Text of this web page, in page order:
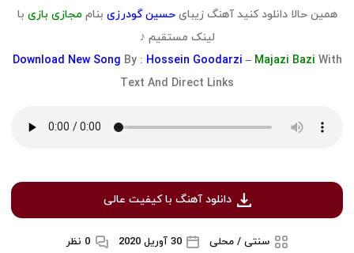
همین حالا دانلود کنید آهنگ زیبایحسین گودرزی بنام مجازی بازی با
لینک مستقیم ♪
Download New Song By : Hossein Goodarzi – Majazi Bazi With
Text And Direct Links
دانلود آهنگ با کیفیت عالی
سنتی / محلی 30 آوریل 2020 0 نظر